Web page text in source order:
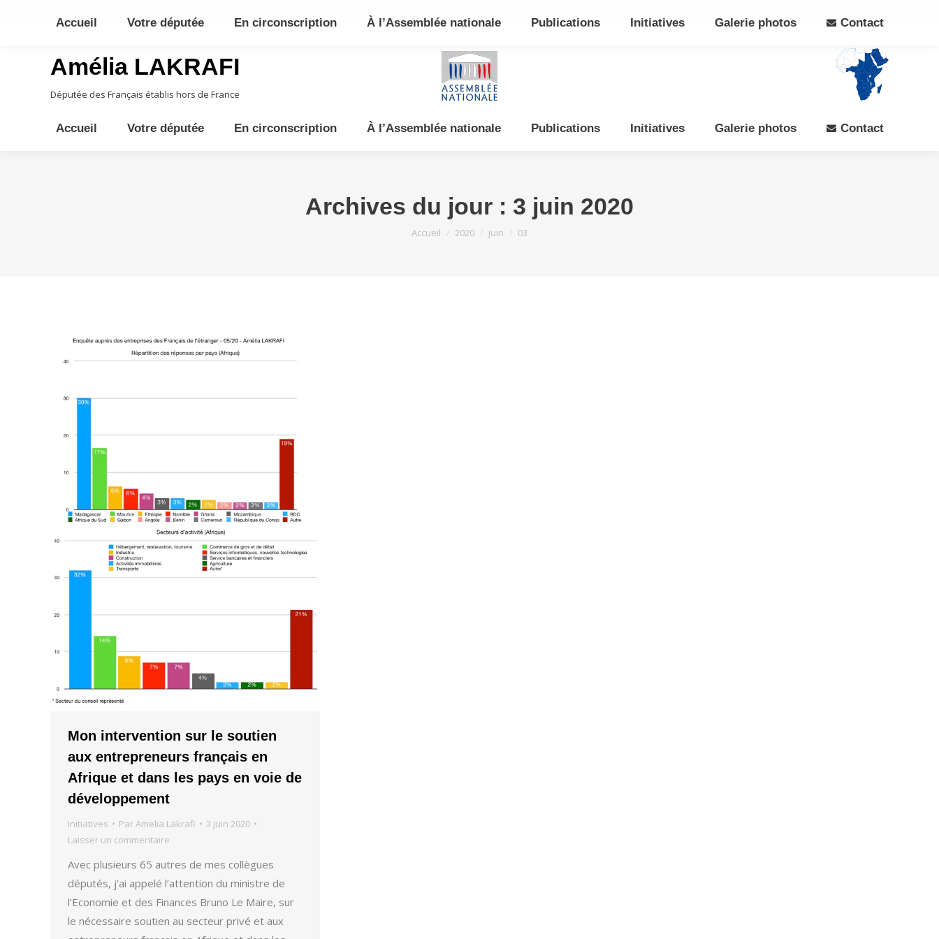
Facebook
opens
in
new
X
opens
in
new
Amélia LAKRAFI
Députée des Français établis hors de France
Accueil Votre députée En circonscription À l’Assemblée nationale Publications Initiatives Galerie photos Contact
Archives du jour : 3 juin 2020
Vous êtes ici :
Accueil 2020 juin 03
Mon intervention sur le soutien
aux entrepreneurs français en
Afrique et dans les pays en voie de
développement
Initiatives ParAmelia Lakrafi
3 juin 2020
Laisser un commentaire
Avec plusieurs 65 autres de mes collègues
députés, j’ai appelé l’attention du ministre de
l’Economie et des Finances Bruno Le Maire, sur
le nécessaire soutien au secteur privé et aux
Accueil Votre députée En circonscription À l’Assemblée nationale Publications Initiatives Galerie photos Contact